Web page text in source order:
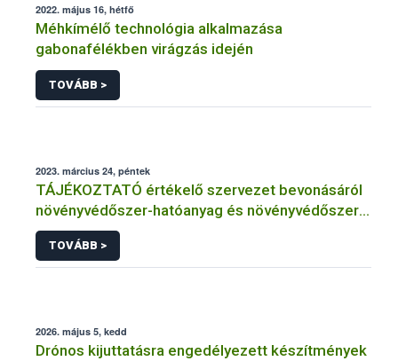
2022. május 16, hétfő
Méhkímélő technológia alkalmazása
gabonafélékben virágzás idején
TOVÁBB >
2023. március 24, péntek
TÁJÉKOZTATÓ értékelő szervezet bevonásáról
növényvédőszer-hatóanyag és növényvédőszer
engedélyezésére, továbbá a meglévő engedély
meghosszabbítására vagy módosítására irányuló
eljárásba
TOVÁBB >
2026. május 5, kedd
Drónos kijuttatásra engedélyezett készítmények